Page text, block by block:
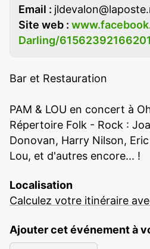
Email :
Site web :
Darling/61562392166201
Bar et Restauration
PAM & LOU en concert à
Répertoire Folk - Rock :
Donovan, Harry Nilson,
Lou, et d'autres encore... !
Localisation
Calculez votre itinéraire
Ajouter cet événement à